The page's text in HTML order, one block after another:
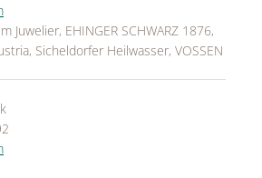
Juwelier, EHINGER SCHWARZ 1876,
Sicheldorfer Heilwasser, VOSSEN